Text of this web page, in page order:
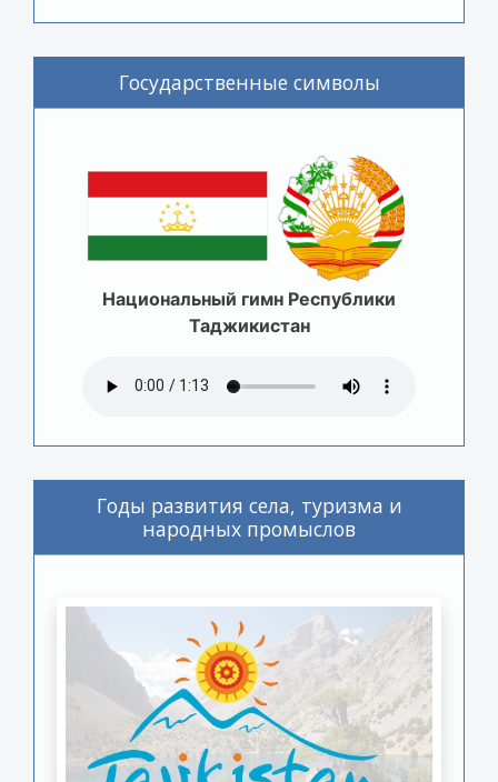
Государственные символы
Национальный гимн Республики
Таджикистан
Годы развития села, туризма и
народных промыслов